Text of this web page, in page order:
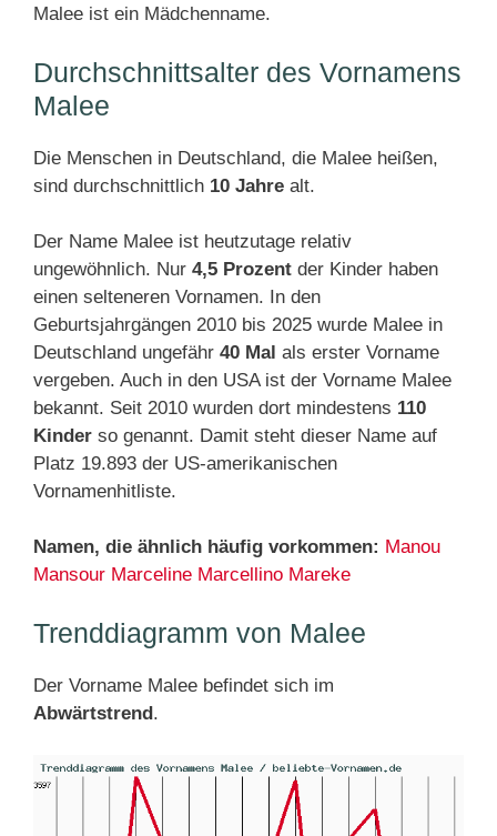
Malee ist ein Mädchenname.
Durchschnittsalter des Vornamens
Malee
Die Menschen in Deutschland, die Malee heißen,
sind durchschnittlich 10 Jahre alt.
Der Name Malee ist heutzutage relativ
ungewöhnlich. Nur 4,5 Prozent der Kinder haben
einen selteneren Vornamen. In den
Geburtsjahrgängen 2010 bis 2025 wurde Malee in
Deutschland ungefähr 40 Mal als erster Vorname
vergeben. Auch in den USA ist der Vorname Malee
bekannt. Seit 2010 wurden dort mindestens 110
Kinder so genannt. Damit steht dieser Name auf
Platz 19.893 der US-amerikanischen
Vornamenhitliste.
Namen, die ähnlich häufig vorkommen: Manou
Mansour Marceline Marcellino Mareke
Trenddiagramm von Malee
Der Vorname Malee befindet sich im
Abwärtstrend.